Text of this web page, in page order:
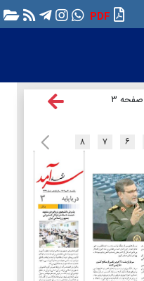
PDF
صفحه ۳
۶ ۷ ۸